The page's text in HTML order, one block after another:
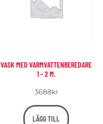
VASK MED VARMVATTENBEREDARE
1 – 2 M.
3688kr
LÄGG TILL